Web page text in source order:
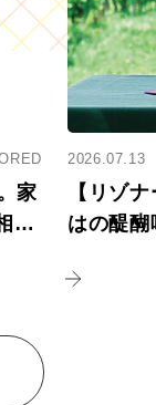
家
続
2026.07.13
【リゾ
はの醍